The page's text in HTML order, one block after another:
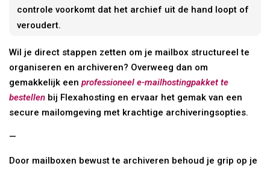
controle voorkomt dat het archief uit de hand loopt of
veroudert.
Wil je direct stappen zetten om je mailbox structureel te
organiseren en archiveren? Overweeg dan om
gemakkelijk eenprofessioneel e-mailhostingpakket te
bestellen bij Flexahosting en ervaar het gemak van een
secure mailomgeving met krachtige archiveringsopties.
—
Door mailboxen bewust te archiveren behoud je grip op je